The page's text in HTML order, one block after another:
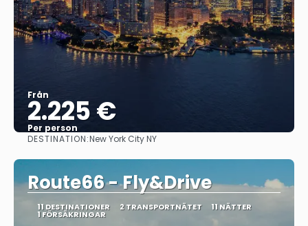
Från
2.225 €
Per person
Se
DESTINATION:New York City NY
Route66 - Fly&Drive
11 DESTINATIONER 2 TRANSPORTNÄTET 11 NÄTTER
1 FÖRSÄKRINGAR